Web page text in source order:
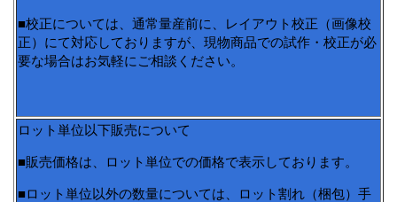
■校正については、通常量産前に、レイアウト校正（画像校
正）にて対応しておりますが、現物商品での試作・校正が必
要な場合はお気軽にご相談ください。
ロット単位以下販売について
■販売価格は、ロット単位での価格で表示しております。
■ロット単位以外の数量については、ロット割れ（梱包）手